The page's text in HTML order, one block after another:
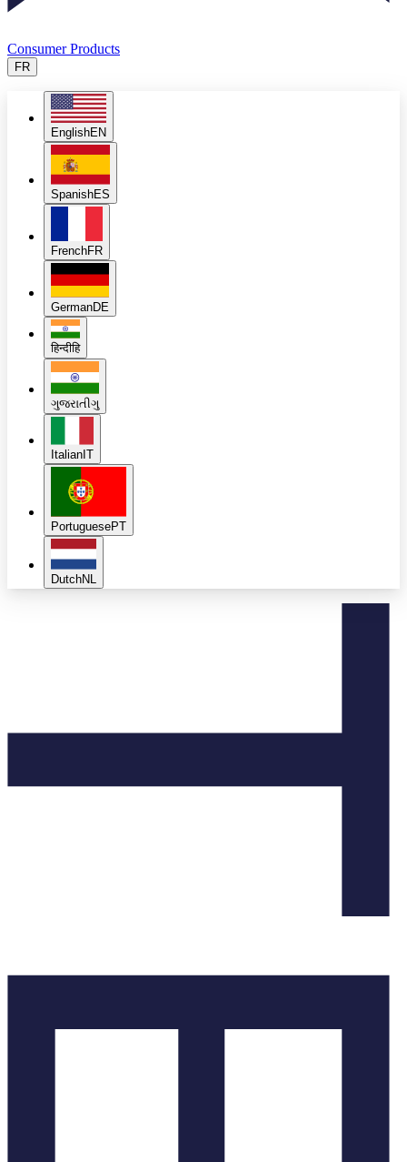
Consumer Products
FR
EnglishEN
SpanishES
FrenchFR
GermanDE
हिन्दीहि
ગુજરાતીગુ
Italian IT
PortuguesePT
DutchNL